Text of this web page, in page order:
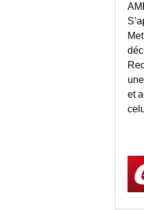
et